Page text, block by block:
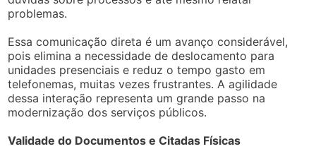
problemas.
Essa comunicação direta é um avanço considerável,
pois elimina a necessidade de deslocamento para
unidades presenciais e reduz o tempo gasto em
telefonemas, muitas vezes frustrantes. A agilidade
dessa interação representa um grande passo na
modernização dos serviços públicos.
Validade do Documentos e Citadas Físicas